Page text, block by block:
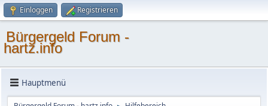
Einloggen Registrieren
Bürgergeld Forum -
hartz.info
Hauptmenü